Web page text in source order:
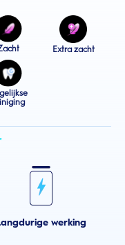
Extra zacht
werking